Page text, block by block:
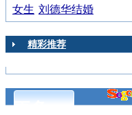
女生 刘德华结婚
精彩推荐